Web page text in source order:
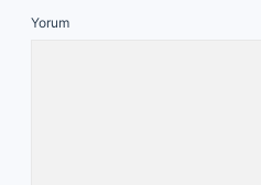
Yorum